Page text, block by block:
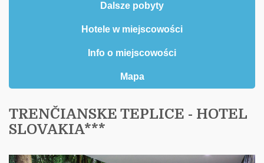
Dalsze pobyty
Hotele w miejscowości
Info o miejscowości
Mapa
TRENČIANSKE TEPLICE - HOTEL
SLOVAKIA***